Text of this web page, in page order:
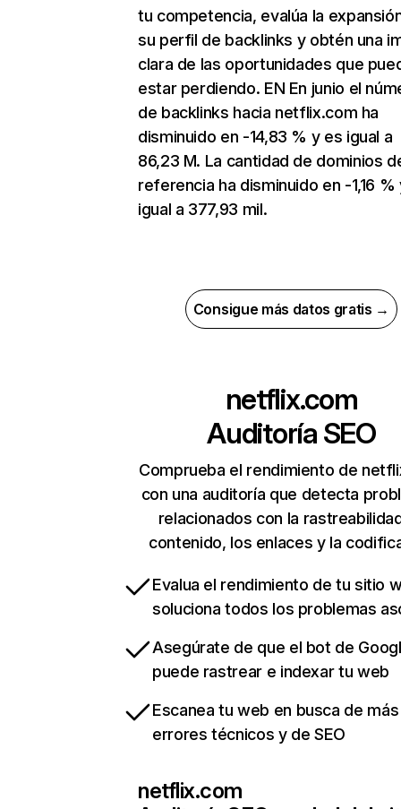
tu competencia, evalúa la
su perfil de backlinks y obtén una
clara de las oportunidades que
estar perdiendo. EN En junio el
de backlinks hacia netflix.com ha
disminuido en -14,83 % y es igual a
86,23 M. La cantidad de dominios
referencia ha disminuido en -1,16 %
igual a 377,93 mil.
Consigue más datos gratis →
netflix.com
Auditoría SEO
Comprueba el rendimiento de
con una auditoría que detecta
relacionados con la
contenido, los enlaces y la
Evalua el rendimiento de tu sitio
soluciona todos los problemas
Asegúrate de que el bot de
puede rastrear e indexar tu web
Escanea tu web en busca de
errores técnicos y de SEO
netflix.com